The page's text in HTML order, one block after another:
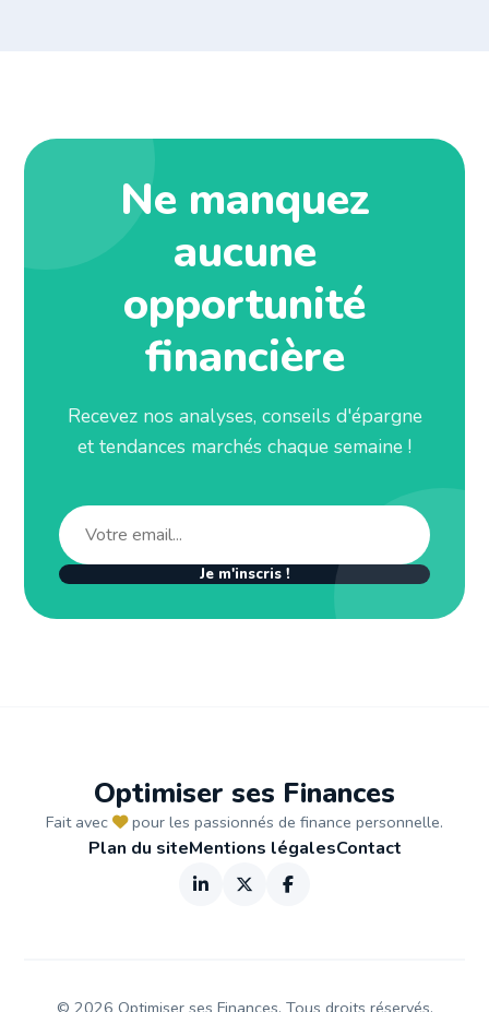
Ne manquez
aucune
opportunité
financière
Recevez nos analyses, conseils d'épargne
et tendances marchés chaque semaine !
Je m'inscris !
Optimiser ses Finances
Fait avec pour les passionnés de finance personnelle.
Plan du siteMentions légalesContact
© 2026 Optimiser ses Finances. Tous droits réservés.